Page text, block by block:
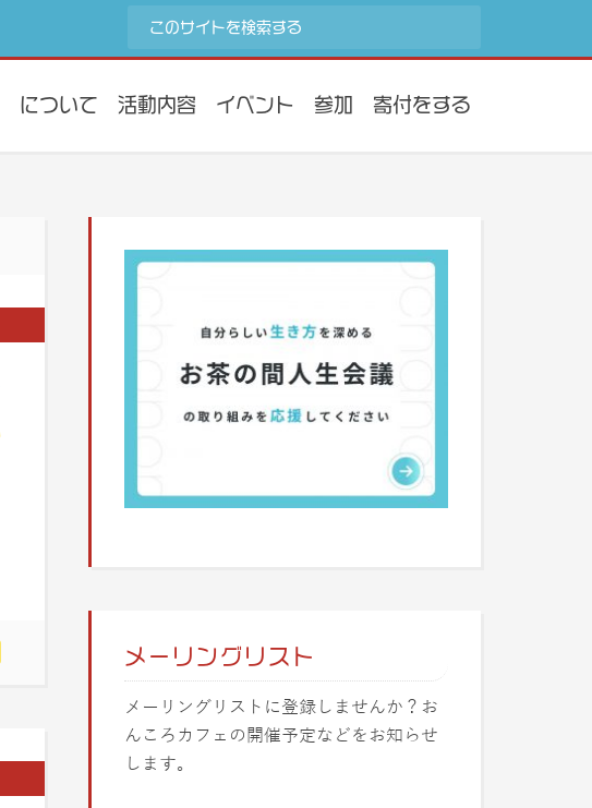
について 活動内容 イベント 参加 寄付をする
メーリングリスト
メーリングリストに登録しませんか？お
んころカフェの開催予定などをお知らせ
します。